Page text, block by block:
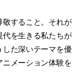
すること。それが
を生きる私たちが
た深いテーマを優
ニメーション体験を